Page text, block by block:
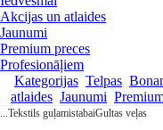
Akcijas un atlaides
Jaunumi
Premium preces
Profesionāļiem
Kategorijas Telpas
atlaides Jaunumi
...Tekstils guļamistabaiGultas veļas